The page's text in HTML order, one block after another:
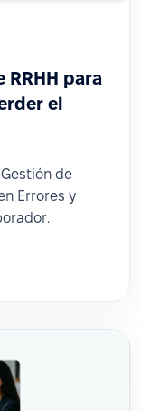
para
el
de
Errores y